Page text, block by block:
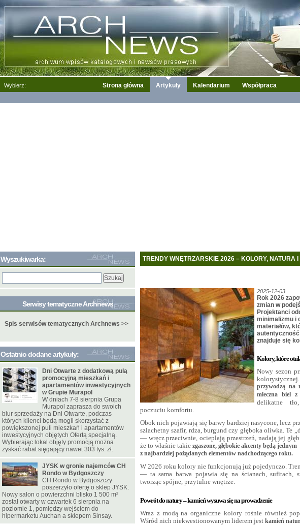
Wybierz: Strona główna Artykuły Kalendarium Współpraca
TRENDY WNĘTRZARSKIE 2026 – KOLORY, NATURA
2025-12-03
Rok 2026
zmian w
Projektanci
minimalizmu i
materiałów,
znajduje się
Kolory, które
Nowy sezon
przywodzą na
mleczna biel
delikatne
poczuciu komfortu.
Obok nich pojawiają się barwy bardziej nasycone, lecz
szlachetny szafir, rdza, burgund czy głęboka oliwka. Te
— wręcz przeciwnie, ocieplają przestrzeń, nadają jej
że to właśnie takie zgaszone, głębokie akcenty będą jednym
z najbardziej pożądanych elementów nadchodzącego roku.
W 2026 roku kolory nie funkcjonują już pojedynczo.
— ta sama barwa pojawia się na ścianach, sufitach,
tworząc spójne, przytulne wnętrze.
Powrót do natury – kamień wysuwa się na prowadzenie
Wraz z modą na organiczne kolory rośnie również
Wśród nich niekwestionowanym liderem jest kamień
Wyszukiwarka:
Serwisy tematyczne Archnews
Spis serwisów tematycznych Archnews >>
Ostatnio dodane artykuły:
Dni Otwarte z dodatkową pulą
promocyjną mieszkań i
apartamentów inwestycyjnych
w Grupie Murapol
W dniach 7-8 sierpnia Grupa
Murapol zaprasza do swoich
biur sprzedaży na Dni Otwarte, podczas
których klienci będą mogli skorzystać z
powiększonej puli mieszkań i apartamentów
inwestycyjnych objętych Ofertą specjalną.
Wybierając lokal objęty promocją można
zyskać rabat sięgający nawet 303 tys. zł.
JYSK w gronie najemców CH
Rondo w Bydgoszczy
CH Rondo w Bydgoszczy
poszerzyło ofertę o sklep JYSK.
Nowy salon o powierzchni blisko 1 500 m²
został otwarty w czwartek 6 sierpnia na
poziomie 1, pomiędzy wejściem do
hipermarketu Auchan a sklepem Sinsay.